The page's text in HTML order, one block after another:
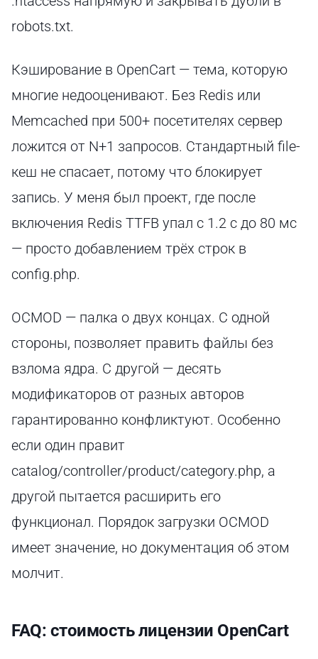
robots.txt.
Кэширование в OpenCart — тема, которую
многие недооценивают. Без Redis или
Memcached при 500+ посетителях сервер
ложится от N+1 запросов. Стандартный file-
кеш не спасает, потому что блокирует
запись. У меня был проект, где после
включения Redis TTFB упал с 1.2 с до 80 мс
— просто добавлением трёх строк в
config.php.
OCMOD — палка о двух концах. С одной
стороны, позволяет править файлы без
взлома ядра. С другой — десять
модификаторов от разных авторов
гарантированно конфликтуют. Особенно
если один правит
catalog/controller/product/category.php, а
другой пытается расширить его
функционал. Порядок загрузки OCMOD
имеет значение, но документация об этом
молчит.
FAQ: стоимость лицензии OpenCart